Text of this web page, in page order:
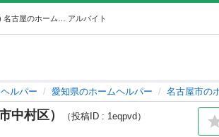
アルバイト
ルパー 愛知県のホームヘルパー 名古屋市の
中村区） （投稿ID : 1eqpvd）